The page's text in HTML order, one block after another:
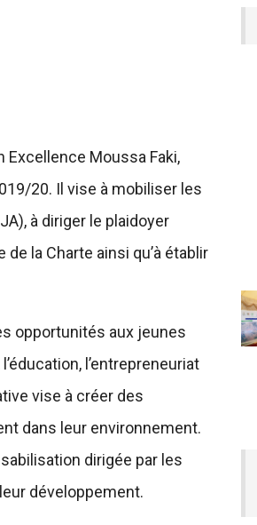
Excellence Moussa Faki,
20. Il vise à mobiliser les
à diriger le plaidoyer
la Charte ainsi qu’à établir
opportunités aux jeunes
l’entrepreneuriat
vise à créer des
dans leur environnement.
dirigée par les
développement.